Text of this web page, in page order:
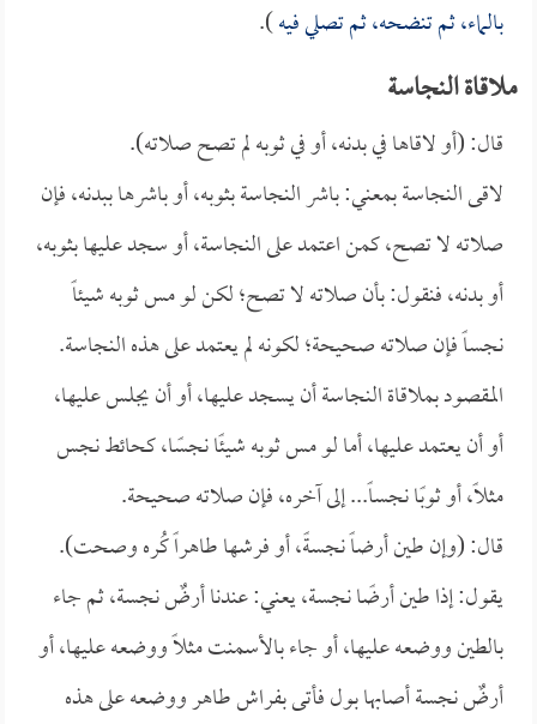
بالماء، ثم تنضحه، ثم تصلي فيه).
ملاقاة النجاسة
قال: (أو لاقاها في بدنه، أو في ثوبه لم تصح صلاته).
لاقى النجاسة بمعني: باشر النجاسة بثوبه، أو باشرها ببدنه، فإن
صلاته لا تصح، كمن اعتمد على النجاسة، أو سجد عليها بثوبه،
أو بدنه، فنقول: بأن صلاته لا تصح؛ لكن لو مس ثوبه شيئاً
نجساً فإن صلاته صحيحة؛ لكونه لم يعتمد على هذه النجاسة.
المقصود بملاقاة النجاسة أن يسجد عليها، أو أن يجلس عليها،
أو أن يعتمد عليها، أما لو مس ثوبه شيئًا نجسًا، كحائط نجس
مثلاً، أو ثوبًا نجساً... إلى آخره، فإن صلاته صحيحة.
قال: (وإن طين أرضاً نجسةً، أو فرشها طاهراً كُره وصحت).
يقول: إذا طين أرضًا نجسة، يعني: عندنا أرضٌ نجسة، ثم جاء
بالطين ووضعه عليها، أو جاء بالأسمنت مثلاً ووضعه عليها، أو
أرضٌ نجسة أصابها بول فأتى بفراش طاهر ووضعه على هذه